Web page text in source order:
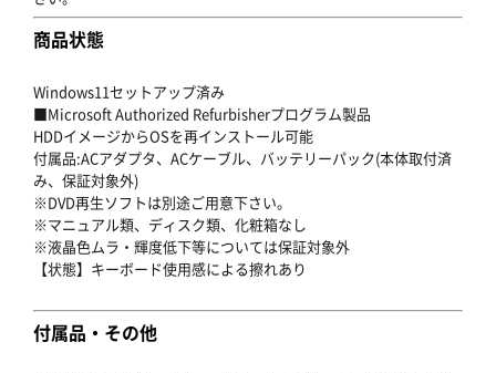
商品状態
Windows11セットアップ済み
■Microsoft Authorized Refurbisherプログラム製品
HDDイメージからOSを再インストール可能
付属品:ACアダプタ、ACケーブル、バッテリーパック(本体取付済
み、保証対象外)
※DVD再生ソフトは別途ご用意下さい。
※マニュアル類、ディスク類、化粧箱なし
※液晶色ムラ・輝度低下等については保証対象外
【状態】キーボード使用感による擦れあり
付属品・その他